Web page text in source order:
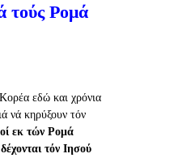
τούς Ρομά
εδώ και χρόνια
νά κηρύξουν τόν
εκ τών Ρομά
τόν Ιησού